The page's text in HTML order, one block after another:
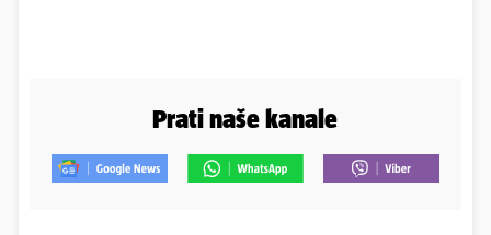
Prati naše kanale